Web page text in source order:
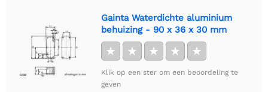
Gainta Waterdichte aluminium
behuizing - 90 x 36 x 30 mm
★ ★ ★ ★ ★
Klik op een ster om een beoordeling te
geven